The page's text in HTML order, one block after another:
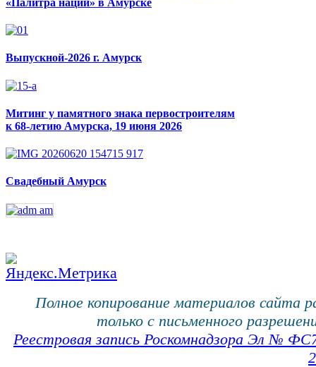
Выпускной-2026 г. Амурск
Митинг у памятного знака первостроителям
к 68-летию Амурска, 19 июня 2026
Свадебный Амурск
Полное копирование материалов сайта
только с письменного
Реестровая запись Роскомнадзора Эл №